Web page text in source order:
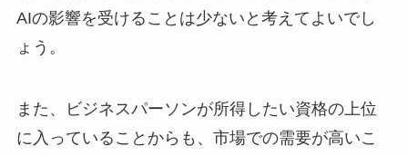
AIの影響を受けることは少ないと考えてよいでし
ょう。
また、ビジネスパーソンが所得したい資格の上位
に入っていることからも、市場での需要が高いこ